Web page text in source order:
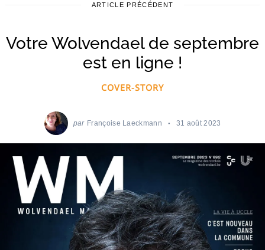
ARTICLE PRÉCÉDENT
Votre Wolvendael de septembre
est en ligne !
COVER-STORY
par Françoise Laeckmann 31 août 2023